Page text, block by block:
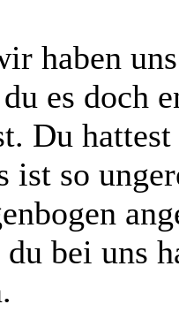
haben
es doch
Du
ist so
du bei uns